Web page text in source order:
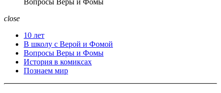
Вопросы Веры и Фомы
close
10 лет
В школу с Верой и Фомой
Вопросы Веры и Фомы
История в комиксах
Познаем мир